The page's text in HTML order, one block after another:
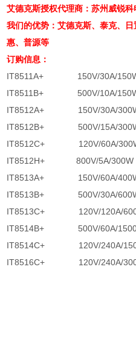
艾德克斯授权代理商：苏州威锐科
我们的优势：艾德克斯、泰克、
惠、普源等
订购信息：
IT8511A+ 150V/30A/
IT8511B+ 500V/10A/
IT8512A+ 150V/30A/
IT8512B+ 500V/15A/
IT8512C+ 120V/60A/
IT8512H+ 800V/5A/300W
IT8513A+ 150V/60A/
IT8513B+ 500V/30A/
IT8513C+ 120V/120A/
IT8514B+ 500V/60A/
IT8514C+ 120V/240A/
IT8516C+ 120V/240A/